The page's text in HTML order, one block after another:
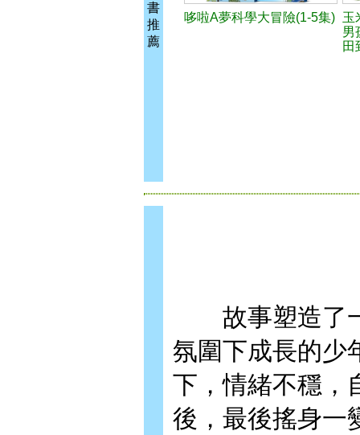
書
推
薦
哆啦A夢科學大冒險(1-5集) 玉
男
田
故事塑造了一
氛圍下成長的少
下，情緒不穩，
後，最後搖身一